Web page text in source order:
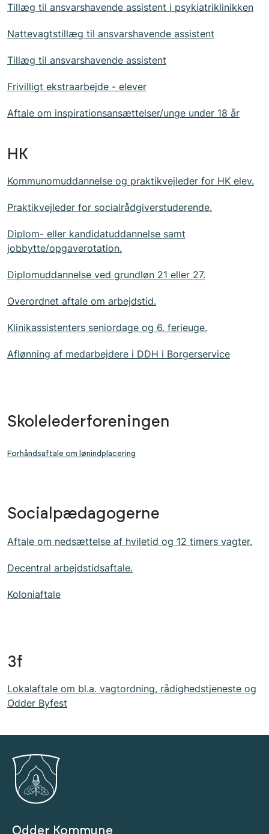
Tillæg til ansvarshavende assistent i psykiatriklinikken
Nattevagtstillæg til ansvarshavende assistent
Tillæg til ansvarshavende assistent
Frivilligt ekstraarbejde - elever
Aftale om inspirationsansættelser/unge under 18 år
HK
Kommunomuddannelse og praktikvejleder for HK elev.
Praktikvejleder for socialrådgiverstuderende.
Diplom- eller kandidatuddannelse samt
jobbytte/opgaverotation.
Diplomuddannelse ved grundløn 21 eller 27.
Overordnet aftale om arbejdstid.
Klinikassistenters seniordage og 6. ferieuge.
Aflønning af medarbejdere i DDH i Borgerservice
Skolelederforeningen
Forhåndsaftale om lønindplacering
Socialpædagogerne
Aftale om nedsættelse af hviletid og 12 timers vagter.
Decentral arbejdstidsaftale.
Koloniaftale
3f
Lokalaftale om bl.a. vagtordning, rådighedstjeneste og
Odder Byfest
Odder Kommune